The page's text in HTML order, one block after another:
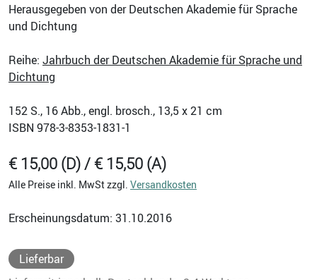
Herausgegeben von der Deutschen Akademie für Sprache
und Dichtung
Reihe: Jahrbuch der Deutschen Akademie für Sprache und
Dichtung
152 S., 16 Abb., engl. brosch., 13,5 x 21 cm
ISBN 978-3-8353-1831-1
€ 15,00 (D) / € 15,50 (A)
Alle Preise inkl. MwSt zzgl. Versandkosten
Erscheinungsdatum: 31.10.2016
Lieferbar